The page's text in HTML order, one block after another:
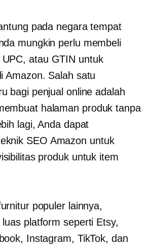
pada negara tempat
mungkin perlu membeli
UPC, atau GTIN untuk
Amazon. Salah satu
bagi penjual online adalah
halaman produk tanpa
lagi, Anda dapat
SEO Amazon untuk
produk untuk item
populer lainnya,
luas platform seperti Etsy,
Instagram, TikTok, dan